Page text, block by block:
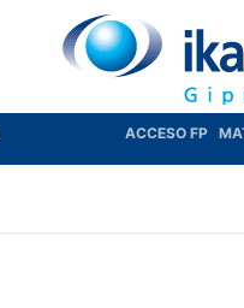
ACCESO FP